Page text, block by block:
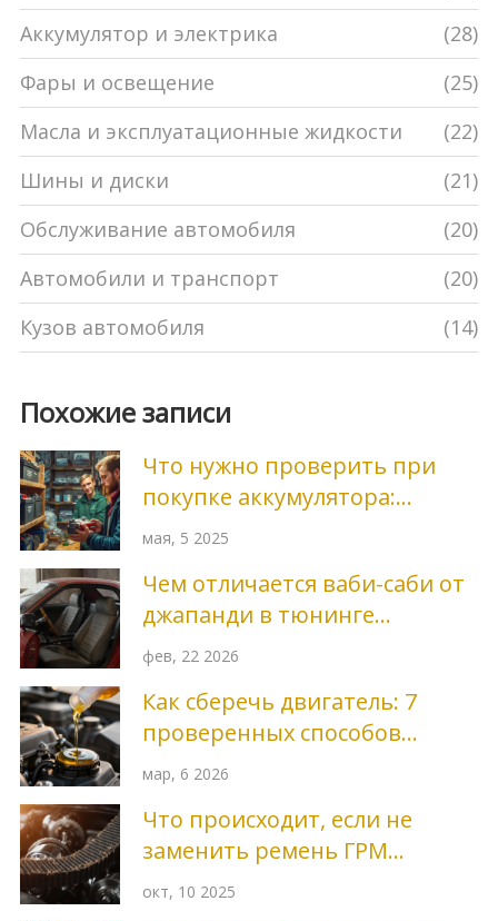
Аккумулятор и электрика
(28)
Фары и освещение
(25)
Масла и эксплуатационные жидкости
(22)
Шины и диски
(21)
Обслуживание автомобиля
(20)
Автомобили и транспорт
(20)
Кузов автомобиля
(14)
Похожие записи
Что нужно проверить при
покупке аккумулятора:
главные нюансы выбора
мая, 5 2025
Чем отличается ваби-саби от
джапанди в тюнинге
автомобиля
фев, 22 2026
Как сберечь двигатель: 7
проверенных способов
продлить срок службы
мар, 6 2026
Что происходит, если не
заменить ремень ГРМ
вовремя?
окт, 10 2025